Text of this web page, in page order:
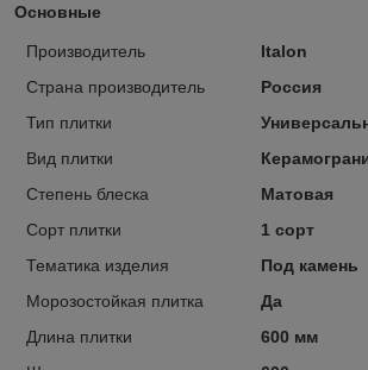
Основные
Производитель
Italon
Страна производитель
Россия
Тип плитки
Вид плитки
Степень блеска
Матовая
Сорт плитки
1 сорт
Тематика изделия
Под камень
Морозостойкая плитка
Да
Длина плитки
600 мм